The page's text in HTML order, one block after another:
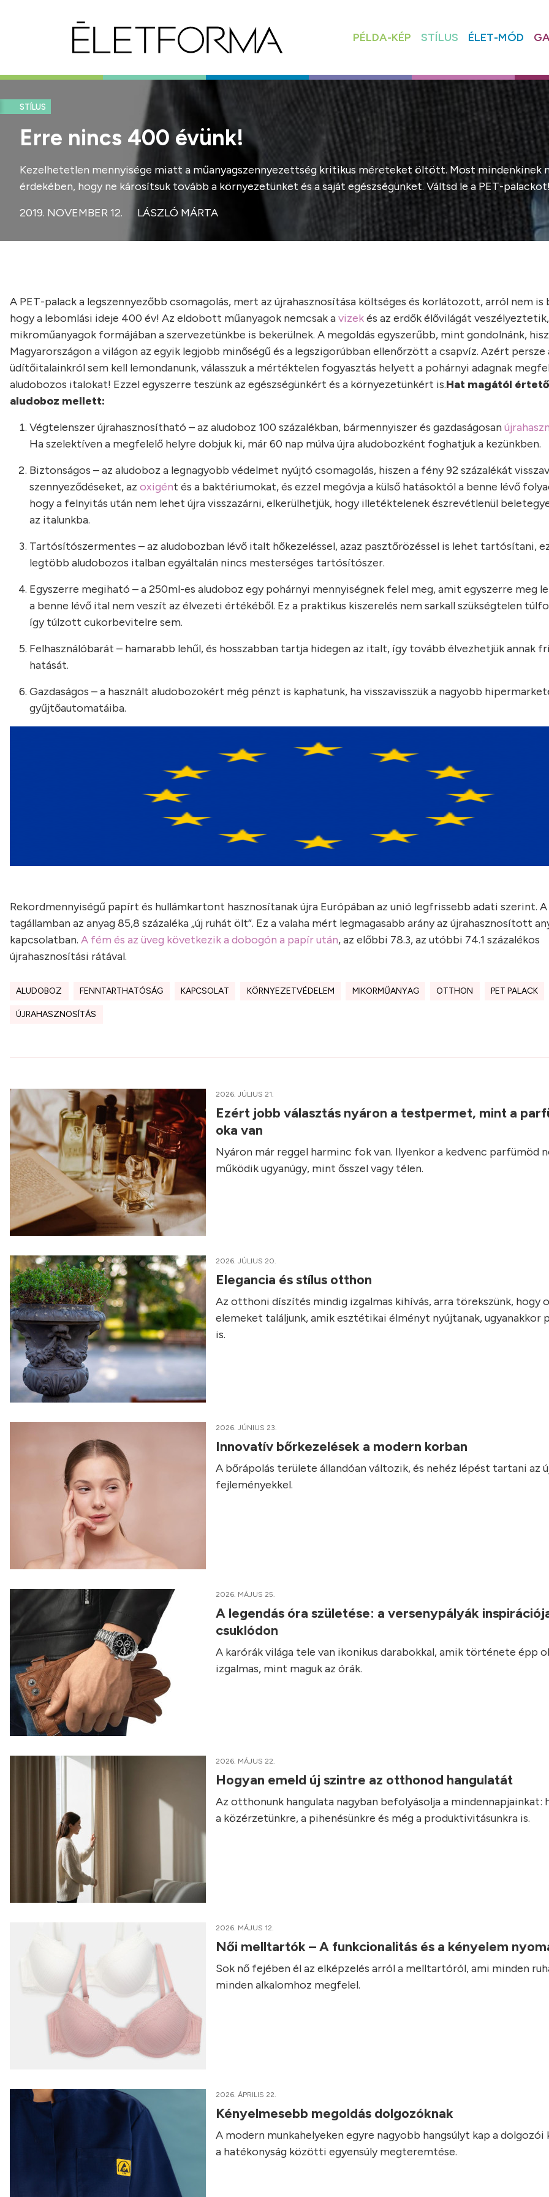
PÉLDA-KÉP STÍLUS ÉLET-MÓD
STÍLUS
Erre nincs 400 évünk!
Kezelhetetlen mennyisége miatt a műanyagszennyezettség kritikus méreteket öltött. Most mindenkinek
érdekében, hogy ne károsítsuk tovább a környezetünket és a saját egészségünket. Váltsd le a PET-palackot!
2019. NOVEMBER 12.
LÁSZLÓ MÁRTA
A PET-palack a legszennyezőbb csomagolás, mert az újrahasznosítása költséges és korlátozott, arról nem is
hogy a lebomlási ideje 400 év! Az eldobott műanyagok nemcsak avizekés az erdők élővilágát
mikroműanyagok formájában a szervezetünkbe is bekerülnek. A megoldás egyszerűbb, mint gondolnánk,
Magyarországon a világon az egyik legjobb minőségű és a legszigorúbban ellenőrzött a csapvíz. Azért persze
üdítőitalainkról sem kell lemondanunk, válasszuk a mértéktelen fogyasztás helyett a pohárnyi adagnak
aludobozos italokat! Ezzel egyszerre teszünk az egészségünkért és a környezetünkért is.Hat magától
aludoboz mellett:
Végtelenszer újrahasznosítható – az aludoboz 100 százalékban, bármennyiszer és gazdaságosan
Ha szelektíven a megfelelő helyre dobjuk ki, már 60 nap múlva újra aludobozként foghatjuk a kezünkben.
Biztonságos – az aludoboz a legnagyobb védelmet nyújtó csomagolás, hiszen a fény 92 százalékát
szennyeződéseket, az oxigént és a baktériumokat, és ezzel megóvja a külső hatásoktól a benne lévő
hogy a felnyitás után nem lehet újra visszazárni, elkerülhetjük, hogy illetéktelenek észrevétlenül
az italunkba.
Tartósítószermentes – az aludobozban lévő italt hőkezeléssel, azaz pasztőrözéssel is lehet tartósítani,
legtöbb aludobozos italban egyáltalán nincs mesterséges tartósítószer.
Egyszerre megiható – a 250ml-es aludoboz egy pohárnyi mennyiségnek felel meg, amit egyszerre meg
a benne lévő ital nem veszít az élvezeti értékéből. Ez a praktikus kiszerelés nem sarkall szükségtelen
így túlzott cukorbevitelre sem.
Felhasználóbarát – hamarabb lehűl, és hosszabban tartja hidegen az italt, így tovább élvezhetjük annak
hatását.
Gazdaságos – a használt aludobozokért még pénzt is kaphatunk, ha visszavisszük a nagyobb
gyűjtőautomatáiba.
Rekordmennyiségű papírt és hullámkartont hasznosítanak újra Európában az unió legfrissebb adati szerint. A
tagállamban az anyag 85,8 százaléka „új ruhát ölt”. Ez a valaha mért legmagasabb arány az újrahasznosított
kapcsolatban. A fém és az üveg következik a dobogón a papír után, az előbbi 78.3, az utóbbi 74.1 százalékos
újrahasznosítási rátával.
ALUDOBOZ FENNTARTHATÓSÁG KAPCSOLAT KÖRNYEZETVÉDELEM MIKORMŰANYAG OTTHON PET PALACK
ÚJRAHASZNOSÍTÁS
2026. JÚLIUS 21.
Ezért jobb választás nyáron a testpermet, mint a
oka van
Nyáron már reggel harminc fok van. Ilyenkor a kedvenc parfümöd
működik ugyanúgy, mint ősszel vagy télen.
2026. JÚLIUS 20.
Elegancia és stílus otthon
Az otthoni díszítés mindig izgalmas kihívás, arra törekszünk, hogy
elemeket találjunk, amik esztétikai élményt nyújtanak, ugyanakkor
is.
2026. JÚNIUS 23.
Innovatív bőrkezelések a modern korban
A bőrápolás területe állandóan változik, és nehéz lépést tartani az
fejleményekkel.
2026. MÁJUS 25.
A legendás óra születése: a versenypályák
csuklódon
A karórák világa tele van ikonikus darabokkal, amik története épp
izgalmas, mint maguk az órák.
2026. MÁJUS 22.
Hogyan emeld új szintre az otthonod hangulatát
Az otthonunk hangulata nagyban befolyásolja a mindennapjainkat:
a közérzetünkre, a pihenésünkre és még a produktivitásunkra is.
2026. MÁJUS 12.
Női melltartók – A funkcionalitás és a kényelem
Sok nő fejében él az elképzelés arról a melltartóról, ami minden
minden alkalomhoz megfelel.
2026. ÁPRILIS 22.
Kényelmesebb megoldás dolgozóknak
A modern munkahelyeken egyre nagyobb hangsúlyt kap a
a hatékonyság közötti egyensúly megteremtése.